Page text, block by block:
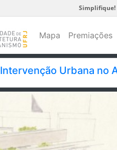
Simplifique!
Mapa Premiações
Intervenção Urbana no